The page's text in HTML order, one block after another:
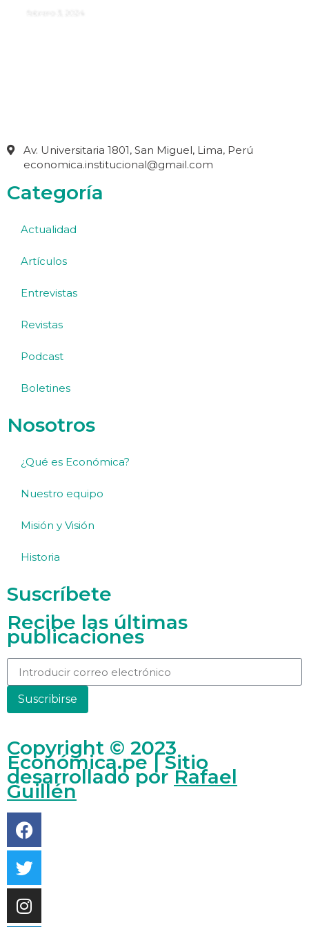
Av. Universitaria 1801, San Miguel, Lima, Perú
economica.institucional@gmail.com
Categoría
Actualidad
Artículos
Entrevistas
Revistas
Podcast
Boletines
Nosotros
¿Qué es Económica?
Nuestro equipo
Misión y Visión
Historia
Suscríbete
Recibe las últimas
publicaciones
Suscribirse
Copyright © 2023
Económica.pe | Sitio
desarrollado porRafael
Guillén